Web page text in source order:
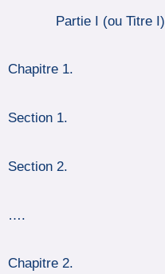
Partie I (ou Titre I)
Chapitre 1.
Section 1.
Section 2.
….
Chapitre 2.